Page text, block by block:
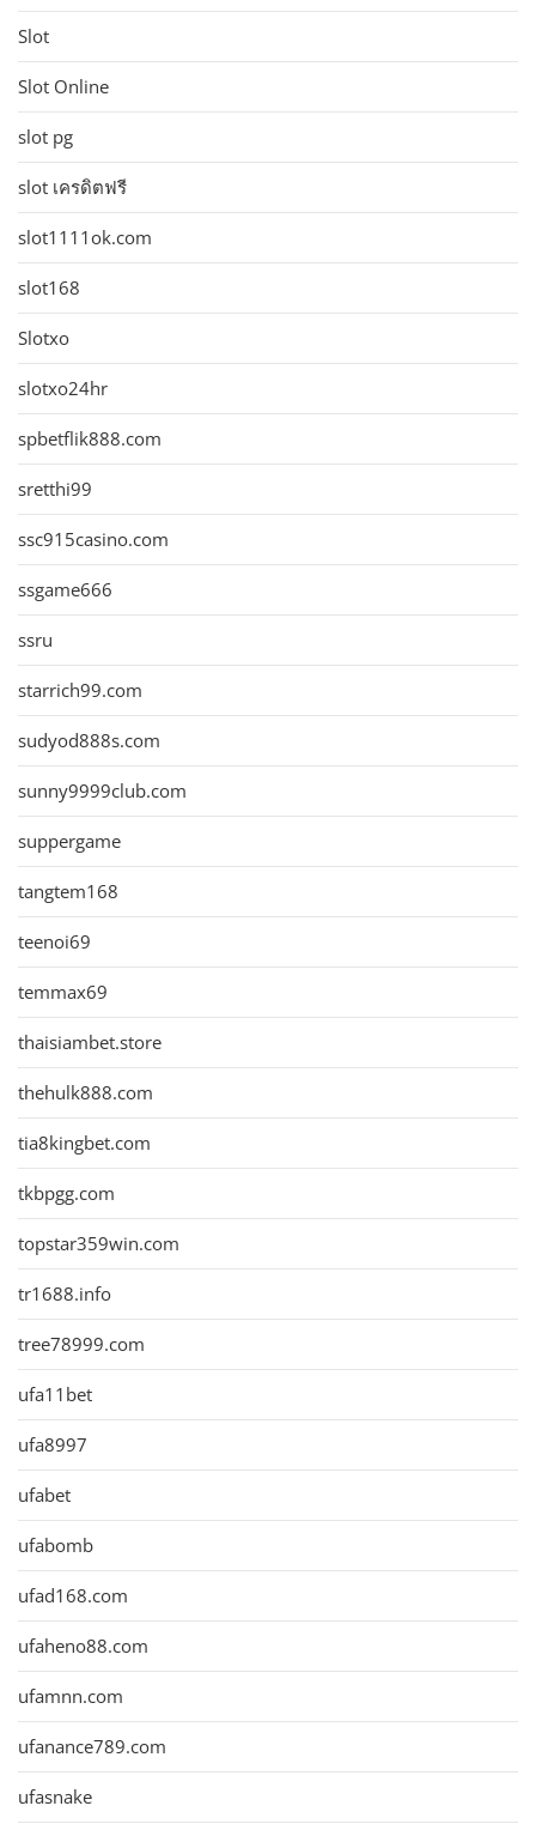
Slot
Slot Online
slot pg
slot เครดิตฟรี
slot1111ok.com
slot168
Slotxo
slotxo24hr
spbetflik888.com
sretthi99
ssc915casino.com
ssgame666
ssru
starrich99.com
sudyod888s.com
sunny9999club.com
suppergame
tangtem168
teenoi69
temmax69
thaisiambet.store
thehulk888.com
tia8kingbet.com
tkbpgg.com
topstar359win.com
tr1688.info
tree78999.com
ufa11bet
ufa8997
ufabet
ufabomb
ufad168.com
ufaheno88.com
ufamnn.com
ufanance789.com
ufasnake